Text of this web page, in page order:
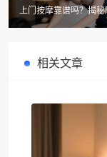
上门按摩靠谱吗？揭
“按摩秘籍”！
相关文章